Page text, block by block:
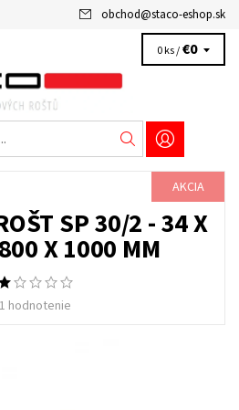
obchod@staco-eshop.sk
0 ks /€0
AKCIA
SP 30/2 - 34 X
X 1000 MM
1 hodnotenie